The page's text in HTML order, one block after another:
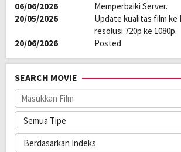
06/06/2026
Memperbaiki Server.
20/05/2026
Update kualitas film ke
resolusi 720p ke 1080p.
20/06/2026
Posted
SEARCH MOVIE